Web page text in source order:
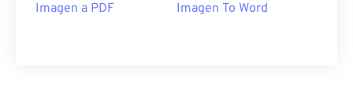
Imagen a PDF Imagen To Word